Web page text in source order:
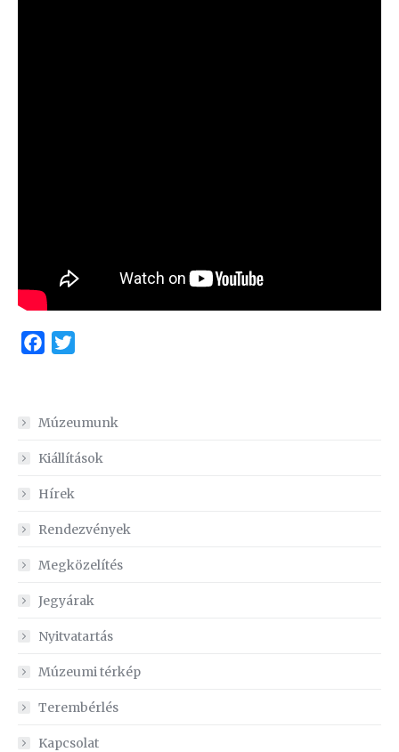
Facebook
Múzeumunk
Kiállítások
Hírek
Rendezvények
Megközelítés
Jegyárak
Nyitvatartás
Múzeumi térkép
Terembérlés
Kapcsolat